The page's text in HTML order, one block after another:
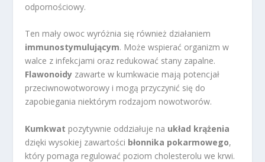
odpornościowy.
Ten mały owoc wyróżnia się również działaniem
immunostymulującym. Może wspierać organizm w
walce z infekcjami oraz redukować stany zapalne.
Flawonoidy zawarte w kumkwacie mają potencjał
przeciwnowotworowy i mogą przyczynić się do
zapobiegania niektórym rodzajom nowotworów.
Kumkwat pozytywnie oddziałuje na układ krążenia
dzięki wysokiej zawartości błonnika pokarmowego,
który pomaga regulować poziom cholesterolu we krwi.